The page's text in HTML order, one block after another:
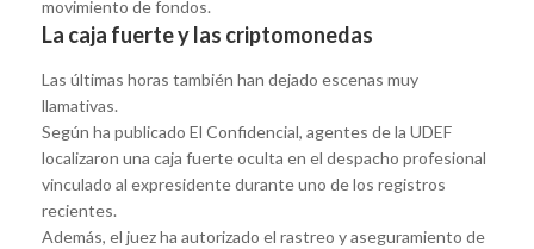
movimiento de fondos.
La caja fuerte y las criptomonedas
Las últimas horas también han dejado escenas muy
llamativas.
Según ha publicado El Confidencial, agentes de la UDEF
localizaron una caja fuerte oculta en el despacho profesional
vinculado al expresidente durante uno de los registros
recientes.
Además, el juez ha autorizado el rastreo y aseguramiento de